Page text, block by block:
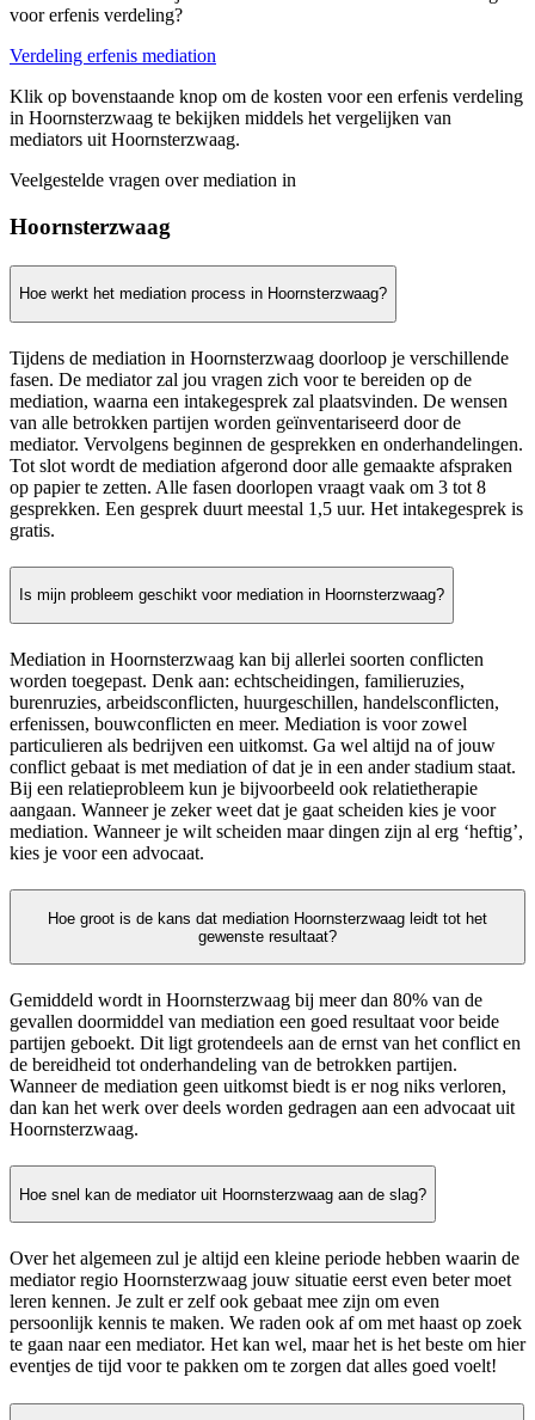
voor erfenis verdeling?
Verdeling erfenis mediation
Klik op bovenstaande knop om de kosten voor een erfenis verdeling
in Hoornsterzwaag te bekijken middels het vergelijken van
mediators uit Hoornsterzwaag.
Veelgestelde vragen over mediation in
Hoornsterzwaag
Hoe werkt het mediation process in Hoornsterzwaag?
Tijdens de mediation in Hoornsterzwaag doorloop je verschillende
fasen. De mediator zal jou vragen zich voor te bereiden op de
mediation, waarna een intakegesprek zal plaatsvinden. De wensen
van alle betrokken partijen worden geïnventariseerd door de
mediator. Vervolgens beginnen de gesprekken en onderhandelingen.
Tot slot wordt de mediation afgerond door alle gemaakte afspraken
op papier te zetten. Alle fasen doorlopen vraagt vaak om 3 tot 8
gesprekken. Een gesprek duurt meestal 1,5 uur. Het intakegesprek is
gratis.
Is mijn probleem geschikt voor mediation in Hoornsterzwaag?
Mediation in Hoornsterzwaag kan bij allerlei soorten conflicten
worden toegepast. Denk aan: echtscheidingen, familieruzies,
burenruzies, arbeidsconflicten, huurgeschillen, handelsconflicten,
erfenissen, bouwconflicten en meer. Mediation is voor zowel
particulieren als bedrijven een uitkomst. Ga wel altijd na of jouw
conflict gebaat is met mediation of dat je in een ander stadium staat.
Bij een relatieprobleem kun je bijvoorbeeld ook relatietherapie
aangaan. Wanneer je zeker weet dat je gaat scheiden kies je voor
mediation. Wanneer je wilt scheiden maar dingen zijn al erg ‘heftig’,
kies je voor een advocaat.
Hoe groot is de kans dat mediation Hoornsterzwaag leidt tot het
gewenste resultaat?
Gemiddeld wordt in Hoornsterzwaag bij meer dan 80% van de
gevallen doormiddel van mediation een goed resultaat voor beide
partijen geboekt. Dit ligt grotendeels aan de ernst van het conflict en
de bereidheid tot onderhandeling van de betrokken partijen.
Wanneer de mediation geen uitkomst biedt is er nog niks verloren,
dan kan het werk over deels worden gedragen aan een advocaat uit
Hoornsterzwaag.
Hoe snel kan de mediator uit Hoornsterzwaag aan de slag?
Over het algemeen zul je altijd een kleine periode hebben waarin de
mediator regio Hoornsterzwaag jouw situatie eerst even beter moet
leren kennen. Je zult er zelf ook gebaat mee zijn om even
persoonlijk kennis te maken. We raden ook af om met haast op zoek
te gaan naar een mediator. Het kan wel, maar het is het beste om hier
eventjes de tijd voor te pakken om te zorgen dat alles goed voelt!